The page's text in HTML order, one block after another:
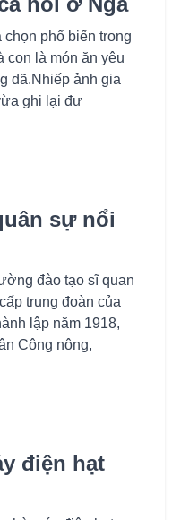
phổ biến trong
con là món ăn yêu
dã.Nhiếp ảnh gia
ghi lại đư
sự nổi
đào tạo sĩ quan
trung đoàn của
lập năm 1918,
Công nông,
điện hạt